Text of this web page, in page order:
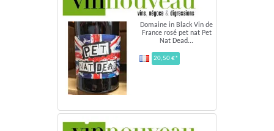
Domaine in Black Vin de
France rosé pet nat Pet
Nat Dead...
20,50 €*